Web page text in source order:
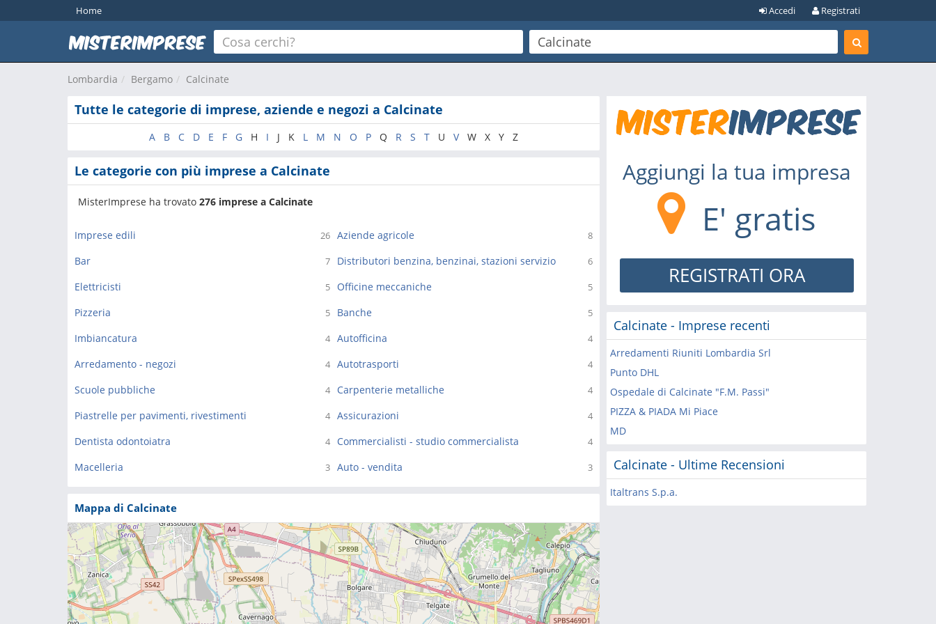
Home Registrati
Accedi
Lombardia Bergamo Calcinate
Tutte le categorie di imprese, aziende e negozi a Calcinate
A B C D E F G H I J K L M N O P Q R S T U V W X Y Z
Le categorie con più imprese a Calcinate
MisterImprese ha trovato 276 imprese a Calcinate
26
Imprese edili 8
Aziende agricole
7
Bar 6
Distributori benzina, benzinai, stazioni servizio
5
Elettricisti 5
Officine meccaniche
5
Pizzeria 5
Banche
4
Imbiancatura 4
Autofficina
4
Arredamento - negozi 4
Autotrasporti
4
Scuole pubbliche 4
Carpenterie metalliche
4
Piastrelle per pavimenti, rivestimenti 4
Assicurazioni
4
Dentista odontoiatra 4
Commercialisti - studio commercialista
3
Macelleria 3
Auto - vendita
Mappa di Calcinate
Aggiungi la tua impresa
E' gratis
REGISTRATI ORA
Calcinate - Imprese recenti
Arredamenti Riuniti Lombardia Srl
Punto DHL
Ospedale di Calcinate "F.M. Passi"
PIZZA & PIADA Mi Piace
MD
Calcinate - Ultime Recensioni
Italtrans S.p.a.